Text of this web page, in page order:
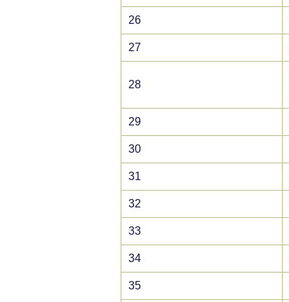
26
27
28
29
30
31
32
33
34
35